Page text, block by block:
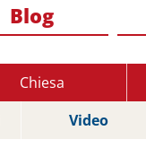
Blog
Chiesa
Video